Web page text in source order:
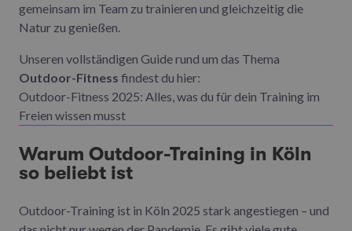
gemeinsam im Team zu trainieren und gleichzeitig die
Natur zu genießen.
Unseren vollständigen Guide rund um das Thema
Outdoor-Fitness findest du hier:
Outdoor-Fitness 2025: Alles, was du für dein Training im
Freien wissen musst
Warum Outdoor-Training in Köln
so beliebt ist
Outdoor-Training ist in Köln 2025 stark angestiegen – und